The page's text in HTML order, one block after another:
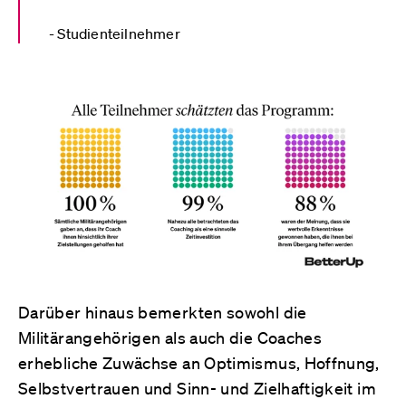
Studienteilnehmer
Darüber hinaus bemerkten sowohl die
Militärangehörigen als auch die Coaches
erhebliche Zuwächse an Optimismus, Hoffnung,
Selbstvertrauen und Sinn- und Zielhaftigkeit im